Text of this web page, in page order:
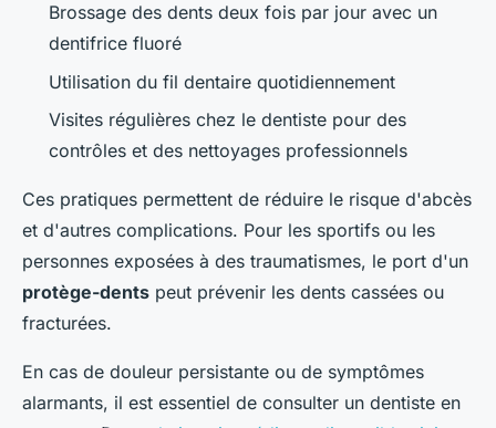
Brossage des dents deux fois par jour avec un
dentifrice fluoré
Utilisation du fil dentaire quotidiennement
Visites régulières chez le dentiste pour des
contrôles et des nettoyages professionnels
Ces pratiques permettent de réduire le risque d'abcès
et d'autres complications. Pour les sportifs ou les
personnes exposées à des traumatismes, le port d'un
protège-dents peut prévenir les dents cassées ou
fracturées.
En cas de douleur persistante ou de symptômes
alarmants, il est essentiel de consulter un dentiste en